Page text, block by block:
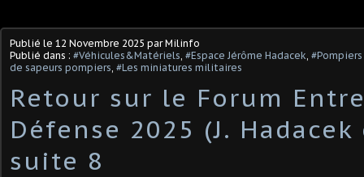
Publié le 12 Novembre 2025 par Milinfo
Publié dans : #Véhicules&Matériels, #Espace Jérôme Hadacek,
de sapeurs pompiers, #Les miniatures militaires
Retour sur le Forum
Défense 2025 (J.
suite 8